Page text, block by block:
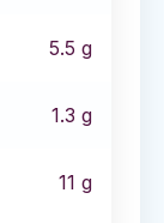
5.5 g
1.3 g
11 g